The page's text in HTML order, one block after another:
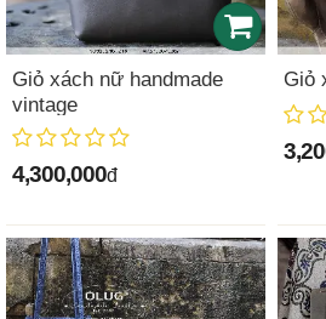
Giỏ xách nữ handmade
vintage
4,300,000đ
Giỏ